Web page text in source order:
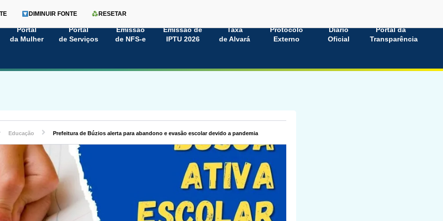
Portal
da Mulher
Portal
de Serviços
Emissão
de NFS-e
Emissão de
IPTU 2026
Taxa
de Alvará
Protocolo
Externo
Diário
Oficial
Portal da
Transparência
DIMINUIR FONTE RESETAR
Educação Prefeitura de Búzios alerta para abandono e evasão escolar devido a pandemia